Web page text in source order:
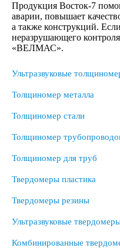
Продукция Восток-7
аварии, повышает
а также конструкций.
неразрушающего
«ВЕЛМАС».
Ультразвуковые
Толщиномер металла
Толщиномер стали
Толщиномер
Толщиномер для труб
Твердомеры пластика
Твердомеры резины
Ультразвуковые
Комбинированные